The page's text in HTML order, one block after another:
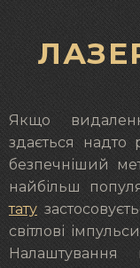
Якщо
здається надто
безпечніший
найбільш
тату
світлові
Налаштування